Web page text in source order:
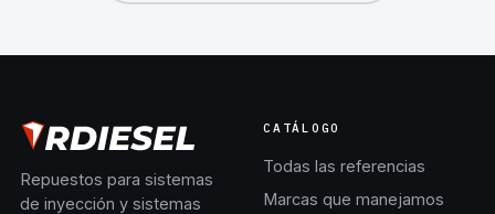
Repuestos para sistemas
de inyección y sistemas
CATÁLOGO
Todas las referencias
Marcas que manejamos